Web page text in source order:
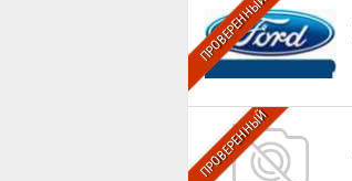
ПРОВЕРЕННЫЙ
ПРОВЕРЕННЫЙ